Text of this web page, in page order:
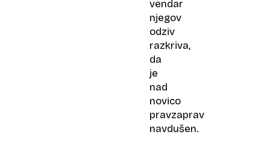
vendar
njegov
odziv
razkriva,
da
je
nad
novico
pravzaprav
navdušen.